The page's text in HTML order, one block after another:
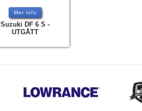
Mer info
Suzuki DF 6 S -
UTGÅTT